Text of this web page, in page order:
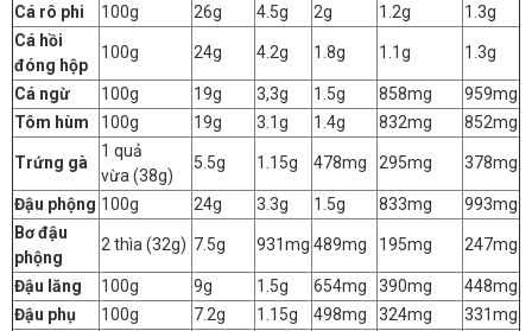
Cá rô phi 100g 26g 4.5g 2g 1.2g
1.3g
Cá hồi
đóng hộp
100g 24g 4.2g 1.8g 1.1g 1.3g
Cá ngừ 100g 19g 3,3g 1.5g 858mg
959mg
Tôm hùm
100g 19g 3.1g 1.4g 832mg 852mg
Trứng gà
1 quả
vừa (38g)
5.5g 1.15g 478mg 295mg 378mg
Đậu phộng 100g 24g 3.3g 1.5g 833mg
993mg
Bơ đậu
phộng
2 thìa (32g) 7.5g 931mg 489mg 195mg 247mg
Đậu lăng 100g 9g 1.5g 654mg 390mg
448mg
Đậu phụ
100g 7.2g 1.15g 498mg 324mg 331mg